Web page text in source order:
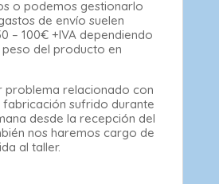
o podemos gestionarlo
de envío suelen
– 100€ +IVA dependiendo
del producto en
problema relacionado con
sufrido durante
desde la recepción del
nos haremos cargo de
al taller.